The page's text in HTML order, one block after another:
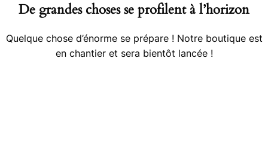
De grandes choses se profilent à l’horizon
Quelque chose d’énorme se prépare ! Notre boutique est
en chantier et sera bientôt lancée !